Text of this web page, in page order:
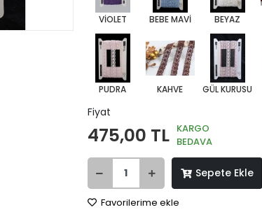
VİOLET BEBE MAVİ BEYAZ
PUDRA KAHVE GÜL KURUSU
Fiyat
475,00 TL KARGO
BEDAVA
Sepete Ekle
Favorilerime ekle